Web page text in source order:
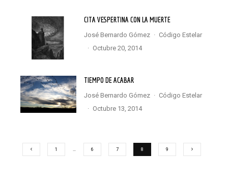
CITA VESPERTINA CON LA MUERTE
José Bernardo Gómez ·
Código Estelar
·
octubre 20, 2014
TIEMPO DE ACABAR
José Bernardo Gómez ·
Código Estelar
·
octubre 13, 2014
1 6 7 8 9